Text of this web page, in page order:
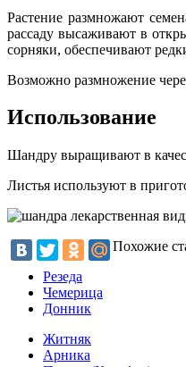
Растение размножают
рассаду высаживают в
сорняки, обеспечивают
Возможно размножение
Использование
Шандру выращивают в
Листья используют в
Похожие
Резеда
Чемерица
Донник
Житняк
Арника